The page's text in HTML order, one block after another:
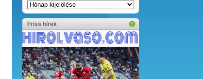
Archívum
Friss hírek